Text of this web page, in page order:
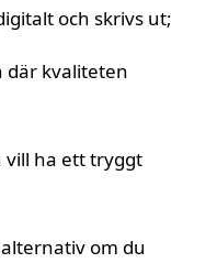
och skrivs ut;
där kvaliteten
ha ett tryggt
om du